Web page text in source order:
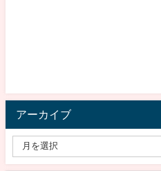
アーカイブ